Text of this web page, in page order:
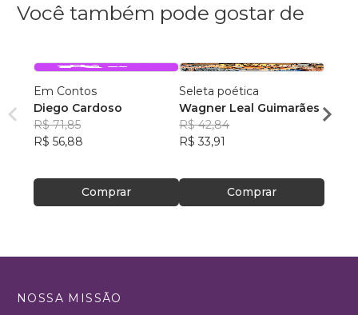
Você também pode gostar de
Em Contos
Diego Cardoso
R$ 71,85
R$ 56,88
Comprar
Seleta poética
Wagner Leal Guimarães
R$ 42,84
R$ 33,91
Comprar
R$
NOSSA MISSÃO